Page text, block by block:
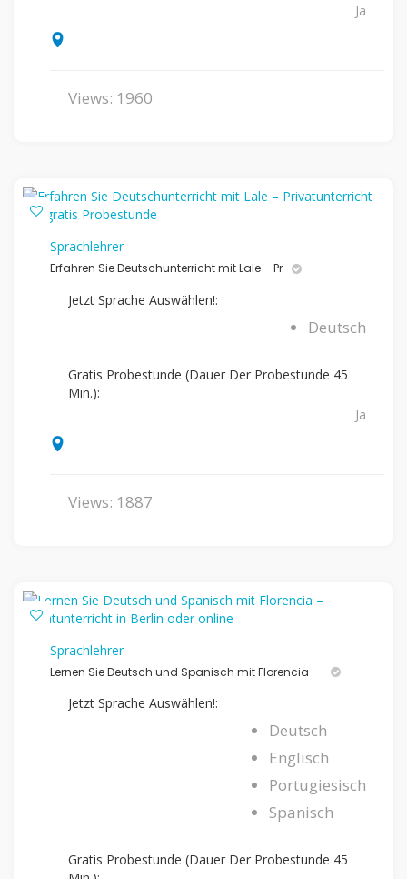
Ja
Views: 1960
Sprachlehrer
Erfahren Sie Deutschunterricht mit Lale – Pr
Jetzt Sprache Auswählen!:
Deutsch
Gratis Probestunde (Dauer Der Probestunde 45
Min.):
Ja
Views: 1887
Sprachlehrer
Lernen Sie Deutsch und Spanisch mit Florencia –
Jetzt Sprache Auswählen!:
Deutsch
Englisch
Portugiesisch
Spanisch
Gratis Probestunde (Dauer Der Probestunde 45